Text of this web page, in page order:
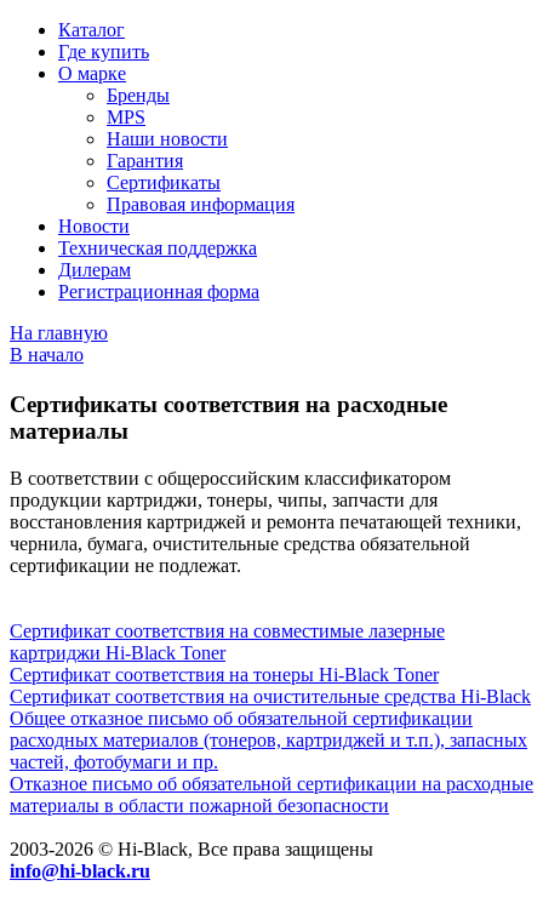
Каталог
Где купить
О марке
Бренды
MPS
Наши новости
Гарантия
Сертификаты
Правовая информация
Новости
Техническая поддержка
Дилерам
Регистрационная форма
На главную
В начало
Сертификаты соответствия на расходные
материалы
В соответствии с общероссийским классификатором
продукции картриджи, тонеры, чипы, запчасти для
восстановления картриджей и ремонта печатающей техники,
чернила, бумага, очистительные средства обязательной
сертификации не подлежат.
Сертификат соответствия на совместимые лазерные
картриджи Hi-Black Toner
Сертификат соответствия на тонеры Hi-Black Toner
Сертификат соответствия на очистительные средства Hi-Black
Общее отказное письмо об обязательной сертификации
расходных материалов (тонеров, картриджей и т.п.), запасных
частей, фотобумаги и пр.
Отказное письмо об обязательной сертификации на расходные
материалы в области пожарной безопасности
2003-2026 © Hi-Black, Все права защищены
info@hi-black.ru